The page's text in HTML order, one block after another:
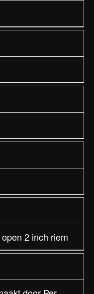
2 inch riem